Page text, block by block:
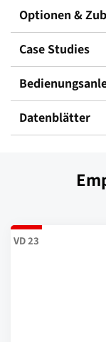
Optionen &
Case Studies
Datenblätter
VD 23